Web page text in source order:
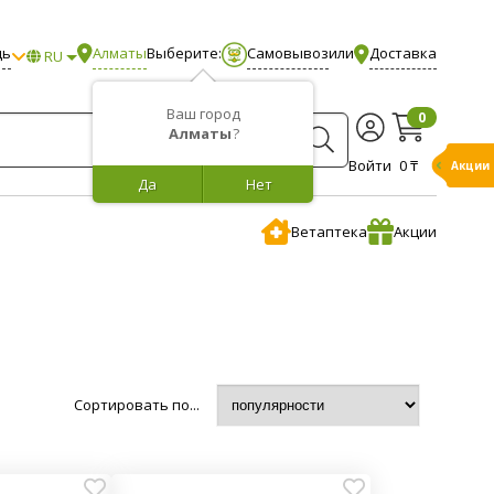
RU Алматы
Ваш город
Алматы?
Нет
Да
Выберите: Самовывозили Доставка
Войти
0
0 ₸
Ветаптека Акции
Сортировать по...
Акции